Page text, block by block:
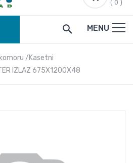
( 0 )
MENU
Kasetni
IZLAZ 675X1200X48